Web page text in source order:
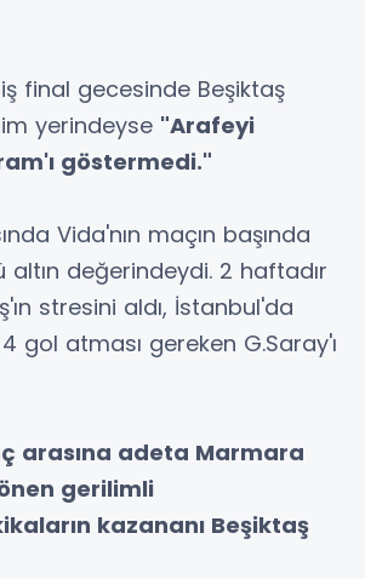
final gecesinde Beşiktaş
yerindeyse "Arafeyi
göstermedi."
Vida'nın maçın başında
altın değerindeydi. 2 haftadır
stresini aldı, İstanbul'da
gol atması gereken G.Saray'ı
arasına adeta Marmara
gerilimli
kazananı Beşiktaş